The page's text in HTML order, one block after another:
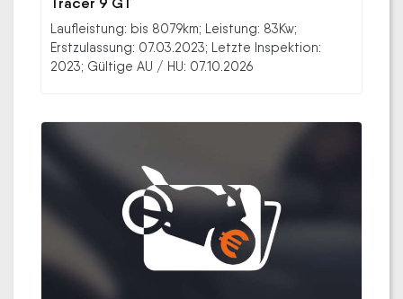
Laufleistung: bis 8079km; Leistung: 83Kw;
Erstzulassung: 07.03.2023; Letzte Inspektion:
2023; Gültige AU / HU: 07.10.2026